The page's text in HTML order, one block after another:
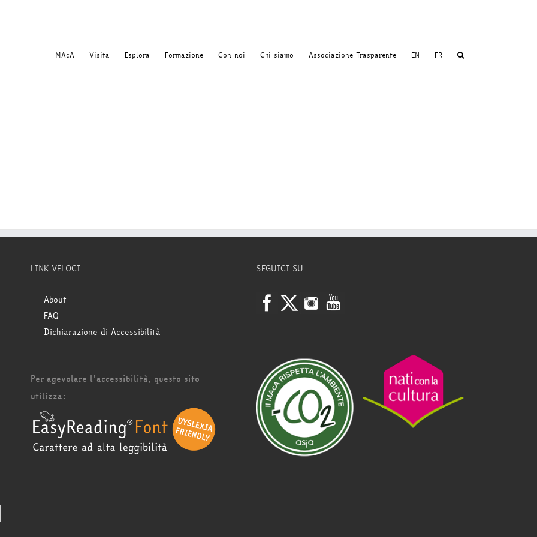
MAcA Visita Esplora Formazione Con noi Chi siamo Associazione Trasparente EN FR
LINK VELOCI
About
FAQ
Dichiarazione di Accessibilità
Per agevolare l'accessibilità, questo sito
utilizza:
SEGUICI SU